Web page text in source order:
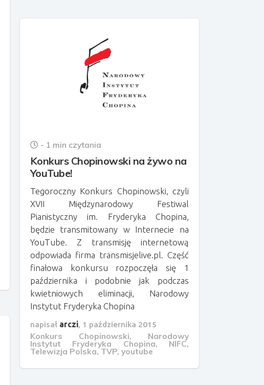
- 1 min czytania
Konkurs Chopinowski na żywo na
YouTube!
Tegoroczny Konkurs Chopinowski, czyli
XVII Międzynarodowy Festiwal
Pianistyczny im. Fryderyka Chopina,
będzie transmitowany w Internecie na
YouTube. Z transmisję internetową
odpowiada firma transmisjelive.pl. Część
finałowa konkursu rozpoczęła się 1
października i podobnie jak podczas
kwietniowych eliminacji, Narodowy
Instytut Fryderyka Chopina
napisał arczi, 1 października 2015
Konkurs Chopinowski, Narodowy
Instytut Fryderyka Chopina, NIFC,
Telewizja Polska,TVP, youtube